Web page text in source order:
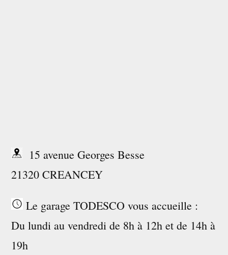
15 avenue Georges Besse
21320 CREANCEY
Le garage TODESCO vous accueille :
Du lundi au vendredi de 8h à 12h et de 14h à
19h